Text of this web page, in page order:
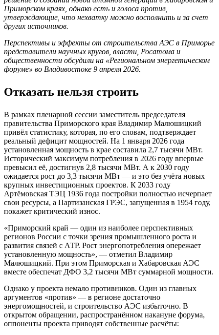
Приморском краях, однако есть и голоса против,
утверждающие, что нехватку можно восполнить и за счет
других источников.
Перспективы и эффекты от строительства АЭС в Приморье
представители научных кругов, власти, Росатома и
общественности обсудили на «Региональном энергетическом
форуме» во Владивостоке 9 апреля 2026.
Отказать нельзя строить
В рамках пленарной сессии заместитель председателя
правительства Приморского края Владимир Малюшицкий
привёл статистику, которая, по его словам, подтверждает
реальный дефицит мощностей. На 1 января 2026 года
установленная мощность в крае составила 2,7 тысячи МВт.
Исторический максимум потребления в 2026 году впервые
превысил её, достигнув 2,8 тысячи МВт. А к 2030 году
ожидается рост до 3,3 тысячи МВт — и это без учёта новых
крупных инвестиционных проектов. К 2033 году
Артёмовская ТЭЦ 1936 года постройки полностью исчерпает
свои ресурсы, а Партизанская ГРЭС, запущенная в 1954 году,
покажет критический износ.
«Приморский край — один из наиболее перспективных
регионов России с точки зрения промышленного роста и
развития связей с АТР. Рост энергопотребления опережает
установленную мощность», — отметил Владимир
Малюшицкий. При этом Приморская и Хабаровская АЭС
вместе обеспечат ДФО 3,2 тысячи МВт суммарной мощности.
Однако у проекта немало противников. Один из главных
аргументов «против» — в регионе достаточно
энергомощностей, и строительство АЭС избыточно. В
открытом обращении, распространённом накануне форума,
оппоненты проекта приводят собственные расчёты: